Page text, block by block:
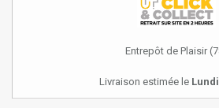
Entrepôt de Plaisir
Livraison estimée le